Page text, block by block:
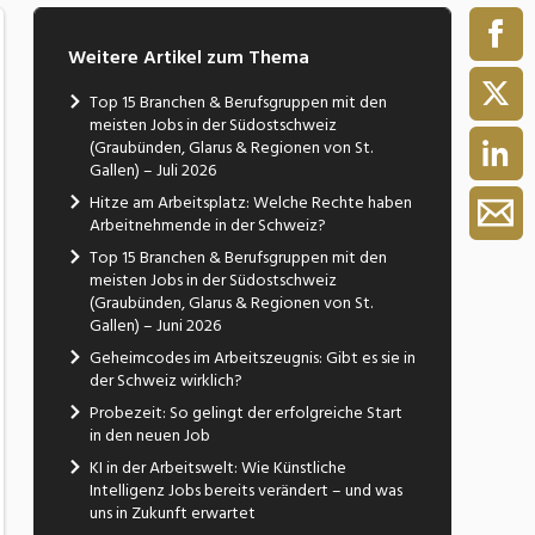
Weitere Artikel zum Thema
Top 15 Branchen & Berufsgruppen mit den
meisten Jobs in der Südostschweiz
(Graubünden, Glarus & Regionen von St.
Gallen) – Juli 2026
Hitze am Arbeitsplatz: Welche Rechte haben
Arbeitnehmende in der Schweiz?
Top 15 Branchen & Berufsgruppen mit den
meisten Jobs in der Südostschweiz
(Graubünden, Glarus & Regionen von St.
Gallen) – Juni 2026
Geheimcodes im Arbeitszeugnis: Gibt es sie in
der Schweiz wirklich?
Probezeit: So gelingt der erfolgreiche Start
in den neuen Job
KI in der Arbeitswelt: Wie Künstliche
Intelligenz Jobs bereits verändert – und was
uns in Zukunft erwartet